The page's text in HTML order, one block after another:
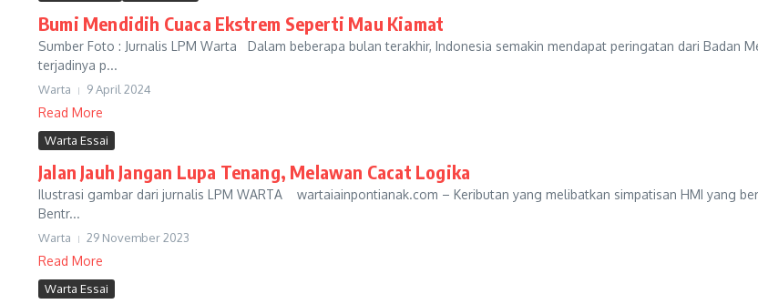
Bumi Mendidih Cuaca Ekstrem Seperti Mau Kiamat
Sumber Foto : Jurnalis LPM Warta Dalam beberapa bulan terakhir, Indonesia semakin mendapat peringatan dari Badan
terjadinya p...
Warta 9 April 2024
Read More
Warta Essai
Jalan Jauh Jangan Lupa Tenang, Melawan Cacat Logika
Ilustrasi gambar dari jurnalis LPM WARTA wartaiainpontianak.com – Keributan yang melibatkan simpatisan HMI yang
Bentr...
Warta 29 November 2023
Read More
Warta Essai